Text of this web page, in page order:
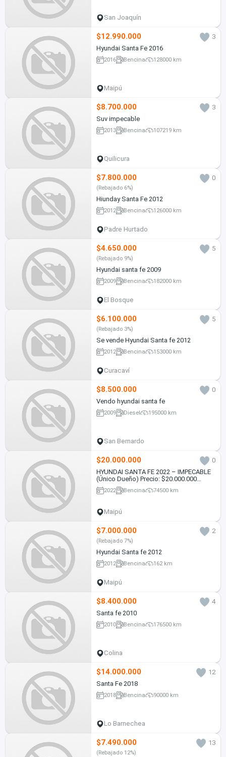
San Joaquín
$12.990.000
3
Hyundai Santa Fe 2016
2016 Bencina 128000 km
Maipú
$8.700.000
3
Suv impecable
2013 Bencina 107219 km
Quilicura
$7.800.000 0
(Rebajado 6%)
Hiunday Santa Fe 2012
2012 Bencina 126000 km
Padre Hurtado
$4.650.000 5
(Rebajado 9%)
Hyundai santa fe 2009
2009 Bencina 182000 km
El Bosque
$6.100.000 5
(Rebajado 3%)
Se vende Hyundai Santa fe 2012
2012 Bencina 153000 km
Curacaví
$8.500.000
0
Vendo hyundai santa fe
2009 Diesel 195000 km
San Bernardo
$20.000.000
0
HYUNDAI SANTA FE 2022 – IMPECABLE
(Único Dueño) Precio: $20.000.000
conversable ofertas serias
2022 Bencina 74500 km
Maipú
$7.000.000 2
(Rebajado 7%)
Hyundai Santa fe 2012
2012 Bencina 162 km
Maipú
$8.400.000
4
Santa fe 2010
2010 Bencina 176500 km
Colina
$14.000.000
12
Santa Fe 2018
2018 Bencina 90000 km
Lo Barnechea
$7.490.000 13
(Rebajado 12%)